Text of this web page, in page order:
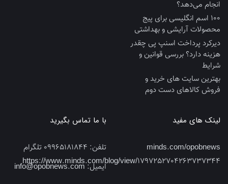
انجام می‌دهد؟
100 اسم انگلیسی برای پیج
محصولات آرایشی و بهداشتی
دیرکرد پرداخت اسنپ پی چقدر
هزینه دارد؟ بررسی قوانین و
شرایط
بهترین سایت‌ های خرید و
فروش کالاهای دست‌ دوم
لینک های مفید
minds.com/opobnews
https://www.minds.com/blog/view/1797252704263737344
با ما تماس بگیرید
تلفن:
ایمیل:info@opobnews.com